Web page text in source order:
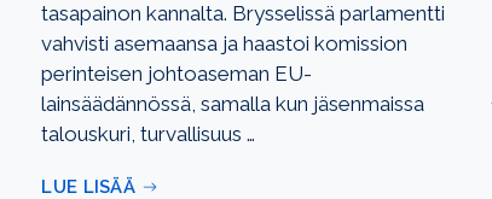
tasapainon kannalta. Brysselissä parlamentti
vahvisti asemaansa ja haastoi komission
perinteisen johtoaseman EU-
lainsäädännössä, samalla kun jäsenmaissa
talouskuri, turvallisuus …
LUE LISÄÄ